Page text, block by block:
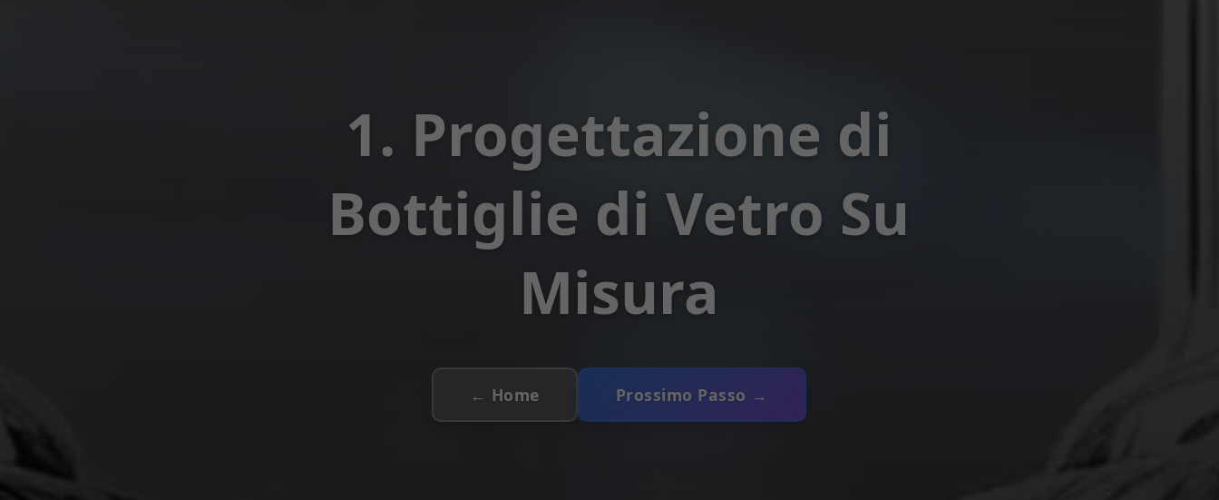
1. Progettazione di
Bottiglie di Vetro Su
Misura
← Home Prossimo Passo →